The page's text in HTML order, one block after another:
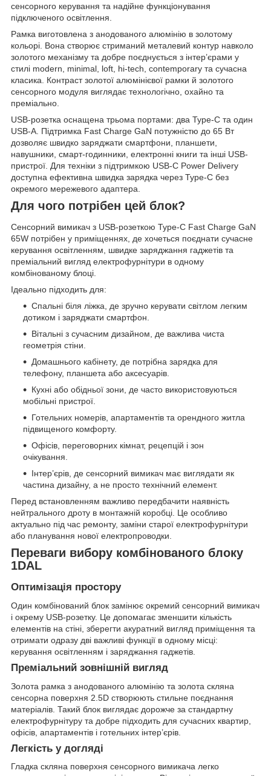
сенсорного керування та надійне функціонування
підключеного освітлення.
Рамка виготовлена з анодованого алюмінію в золотому
кольорі. Вона створює стриманий металевий контур навколо
золотого механізму та добре поєднується з інтер’єрами у
стилі modern, minimal, loft, hi-tech, contemporary та сучасна
класика. Контраст золотої алюмінієвої рамки й золотого
сенсорного модуля виглядає технологічно, охайно та
преміально.
USB-розетка оснащена трьома портами: два Type-C та один
USB-A. Підтримка Fast Charge GaN потужністю до 65 Вт
дозволяє швидко заряджати смартфони, планшети,
навушники, смарт-годинники, електронні книги та інші USB-
пристрої. Для техніки з підтримкою USB-C Power Delivery
доступна ефективна швидка зарядка через Type-C без
окремого мережевого адаптера.
Для чого потрібен цей блок?
Сенсорний вимикач з USB-розеткою Type-C Fast Charge GaN
65W потрібен у приміщеннях, де хочеться поєднати сучасне
керування освітленням, швидке заряджання гаджетів та
преміальний вигляд електрофурнітури в одному
комбінованому блоці.
Ідеально підходить для:
Спальні біля ліжка, де зручно керувати світлом легким
дотиком і заряджати смартфон.
Вітальні з сучасним дизайном, де важлива чиста
геометрія стіни.
Домашнього кабінету, де потрібна зарядка для
телефону, планшета або аксесуарів.
Кухні або обідньої зони, де часто використовуються
мобільні пристрої.
Готельних номерів, апартаментів та орендного житла
підвищеного комфорту.
Офісів, переговорних кімнат, рецепцій і зон
очікування.
Інтер’єрів, де сенсорний вимикач має виглядати як
частина дизайну, а не просто технічний елемент.
Перед встановленням важливо передбачити наявність
нейтрального дроту в монтажній коробці. Це особливо
актуально під час ремонту, заміни старої електрофурнітури
або планування нової електропроводки.
Переваги вибору комбінованого блоку
1DAL
Оптимізація простору
Один комбінований блок замінює окремий сенсорний вимикач
і окрему USB-розетку. Це допомагає зменшити кількість
елементів на стіні, зберегти акуратний вигляд приміщення та
отримати одразу дві важливі функції в одному місці:
керування освітленням і заряджання гаджетів.
Преміальний зовнішній вигляд
Золота рамка з анодованого алюмінію та золота скляна
сенсорна поверхня 2.5D створюють стильне поєднання
матеріалів. Такий блок виглядає дорожче за стандартну
електрофурнітуру та добре підходить для сучасних квартир,
офісів, апартаментів і готельних інтер’єрів.
Легкість у догляді
Гладка скляна поверхня сенсорного вимикача легко